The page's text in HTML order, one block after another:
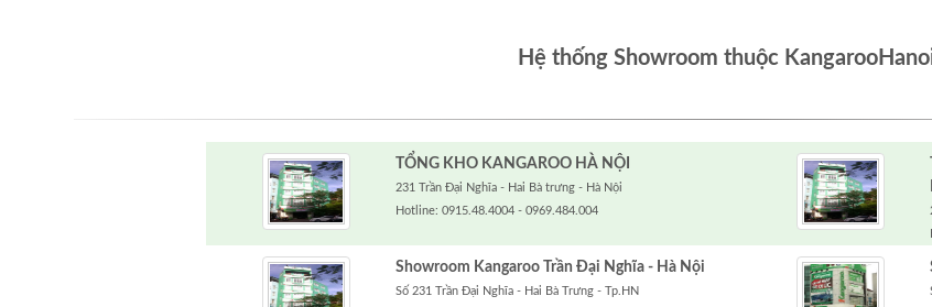
Hệ thống Showroom thuộc
TỔNG KHO KANGAROO HÀ NỘI
231 Trần Đại Nghĩa - Hai Bà trưng - Hà Nội
Hotline: 0915.48.4004 - 0969.484.004
Showroom Kangaroo Trần Đại Nghĩa - Hà Nội
Số 231 Trần Đại Nghĩa - Hai Bà Trưng - Tp.HN